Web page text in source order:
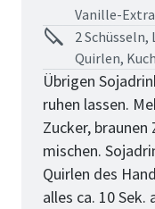
Vanille-
2
Quirlen,
Übrigen
ruhen lassen.
Zucker, braunen
mischen.
Quirlen des
alles ca. 10